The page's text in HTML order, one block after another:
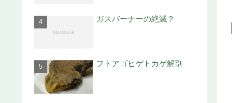
ガスバーナーの絶滅？
フトアゴヒゲトカゲ解剖